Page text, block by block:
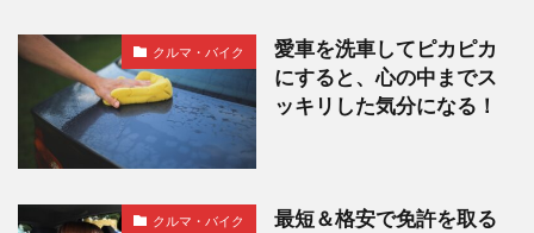
クルマ・バイク
愛車を洗車してピカピカ
にすると、心の中までス
ッキリした気分になる！
クルマ・バイク
最短＆格安で免許を取る